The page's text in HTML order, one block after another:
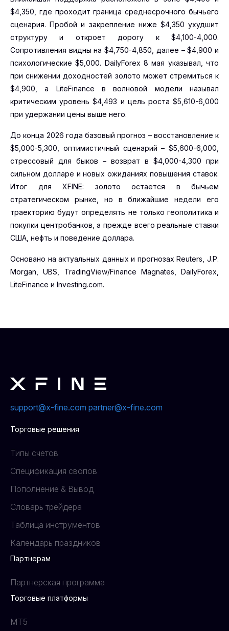
$4,350, где проходит граница среднесрочного бычьего
сценария. Пробой и закрепление ниже $4,350 ухудшит
структуру и откроет дорогу к $4,100-4,000.
Сопротивления видны на $4,750-4,850, далее – $4,900 и
психологические $5,000. DailyForex 8 мая указывал, что
при снижении доходностей золото может стремиться к
$4,900, а LiteFinance в волновой модели называл
критическим уровень $4,493 и цель роста $5,610-6,000
при удержании цены выше него.
До конца 2026 года базовый прогноз – восстановление к
$5,000-5,300, оптимистичный сценарий – $5,600-6,000,
стрессовый для быков – возврат в $4,000-4,300 при
сильном долларе и новых ожиданиях повышения ставок.
Итог для XFINE: золото остается в бычьем
стратегическом рынке, но в ближайшие недели его
траекторию будут определять не только геополитика и
покупки центробанков, а прежде всего реальные ставки
США, нефть и поведение доллара.
Основано на актуальных данных и прогнозах Reuters, J.P.
Morgan, UBS, TradingView/Finance Magnates, DailyForex,
LiteFinance и Investing.com.
support@x-fine.com partner@x-fine.com
Торговые решения
Типы счетов
Спецификация свопов
Пополнение & Вывод
Словарь трейдера
Таблица инструментов
Календарь праздников
Партнерам
Партнерская программа
Торговые платформы
MT5